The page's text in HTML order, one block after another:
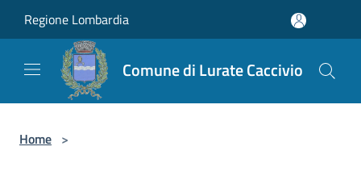
Regione Lombardia
Comune di Lurate Caccivio
Home >